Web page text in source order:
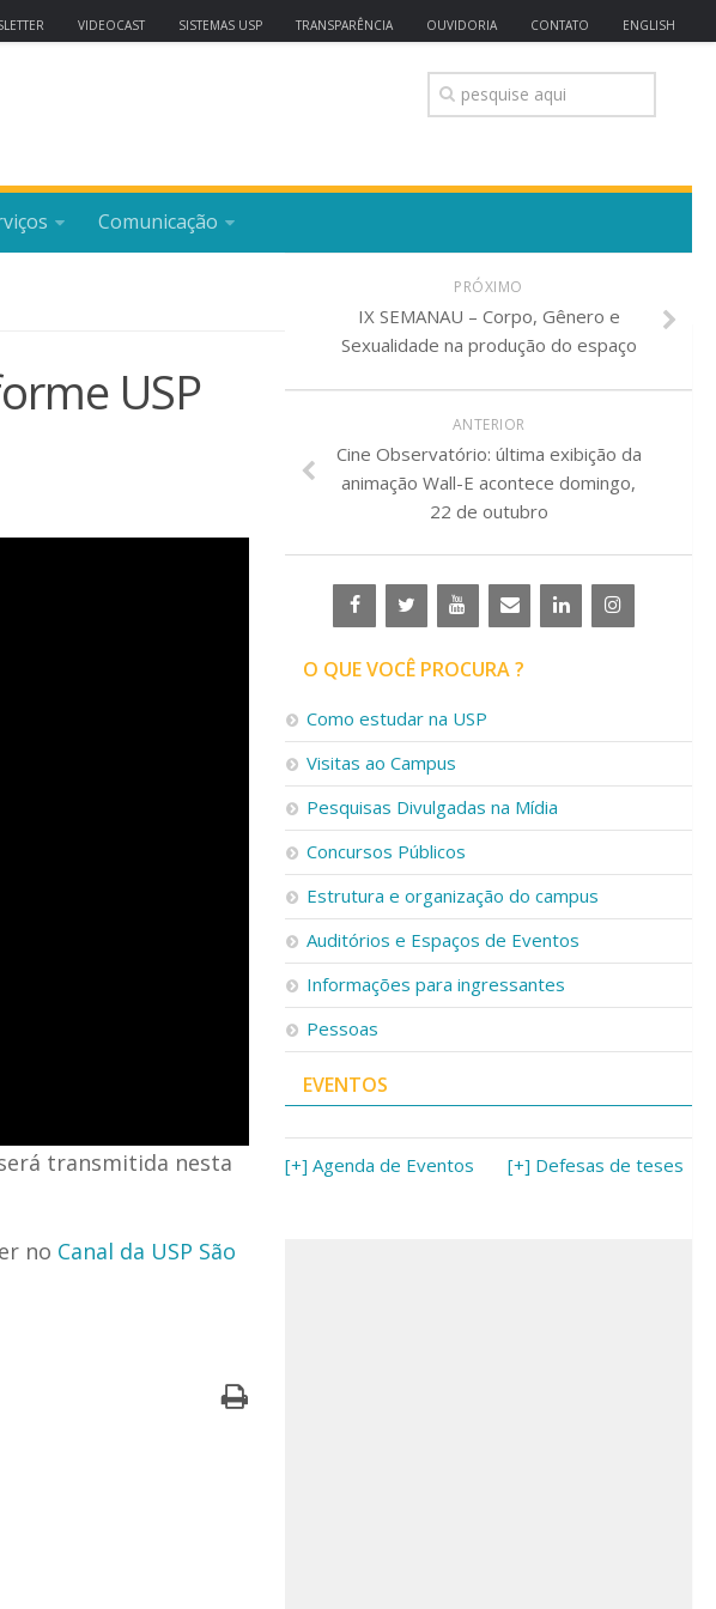
VIDEOCAST SISTEMAS USP TRANSPARÊNCIA OUVIDORIA CONTATO ENGLISH
Comunicação
USP
transmitida nesta
no Canal da USP São
PRÓXIMO
IX SEMANAU – Corpo, Gênero e
Sexualidade na produção do espaço
ANTERIOR
Cine Observatório: última exibição da
animação Wall-E acontece domingo,
22 de outubro
O QUE VOCÊ PROCURA ?
Como estudar na USP
Visitas ao Campus
Pesquisas Divulgadas na Mídia
Concursos Públicos
Estrutura e organização do campus
Auditórios e Espaços de Eventos
Informações para ingressantes
Pessoas
EVENTOS
[+] Agenda de Eventos [+] Defesas de teses